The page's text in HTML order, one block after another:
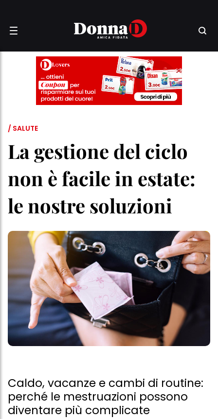
/ SALUTE
La gestione del ciclo
non è facile in estate:
le nostre soluzioni
Caldo, vacanze e cambi di routine:
perché le mestruazioni possono
diventare più complicate